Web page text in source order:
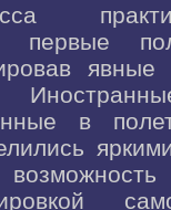
первые
в